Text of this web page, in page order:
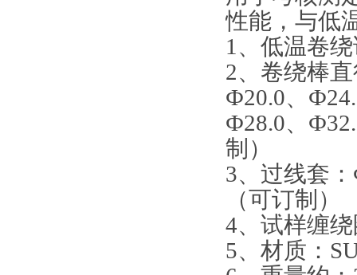
性能，与低
1、低温卷
2、卷绕棒
Ф20.0、
Ф28.0、
制）
3、过线套
（可订制）
4、试样缠
5、材质：